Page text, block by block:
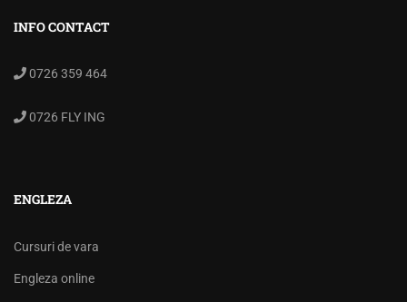
INFO CONTACT
0726 359 464
0726 FLY ING
ENGLEZA
Cursuri de vara
Engleza online